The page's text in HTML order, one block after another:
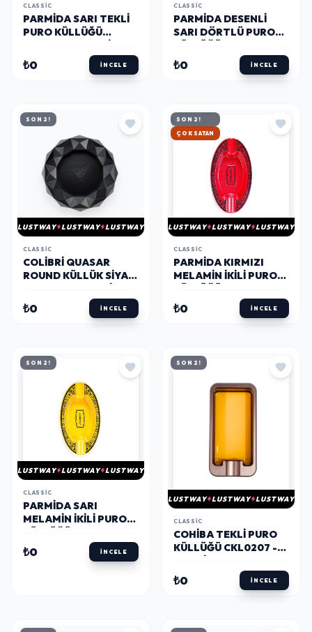
CLASSIC
PARMIDA SARI TEKLI
PURO KÜLLÜĞÜ
₺0 İNCELE
CLASSIC
PARMIDA DESENLI
SARI DÖRTLÜ PURO
PARMIDA
₺0 İNCELE
SON 2!
LUSTWAY LUSTWAY LUSTWAY
CLASSIC
COLIBRI QUASAR
ROUND KÜLLÜK SIYAH
₺0 İNCELE
SON 2!
HIZLI KARGO
LUSTWAY LUSTWAY LUSTWAY
CLASSIC
PARMIDA KIRMIZI
MELAMIN İKILI PURO
PARMIDA
₺0 İNCELE
SON 2!
LUSTWAY LUSTWAY LUSTWAY
CLASSIC
PARMIDA SARI
MELAMIN İKILI PURO
PARMIDA
₺0 İNCELE
SON 2!
LUSTWAY LUSTWAY LUSTWAY
CLASSIC
COHIBA TEKLI PURO
KÜLLÜĞÜ CKL0207 -
₺0 İNCELE